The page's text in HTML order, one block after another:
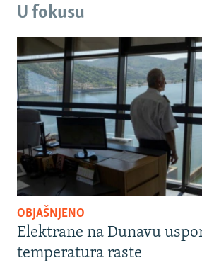
U fokusu
OBJAŠNJENO
Elektrane na Dunavu
temperatura raste